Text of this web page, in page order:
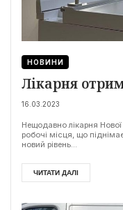
НОВИНИ
Лікарня
16.03.2023
Нещодавно лікарня
робочі місця, що
новий рівень...
ЧИТАТИ ДАЛІ